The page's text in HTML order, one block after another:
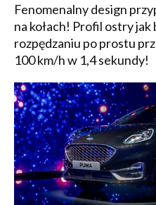
Fenomenalny design
na kołach! Profil ostry
rozpędzaniu po prostu
100 km/h w 1,4 sekundy!